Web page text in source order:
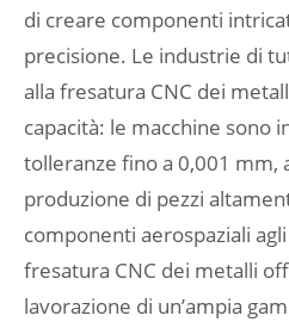
di creare componenti
precisione. Le industrie di
alla fresatura CNC dei
capacità: le macchine sono
tolleranze fino a 0,001 mm,
produzione di pezzi
componenti aerospaziali
fresatura CNC dei metalli
lavorazione di un’ampia